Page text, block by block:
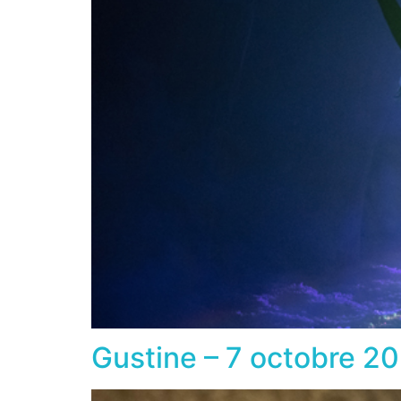
Gustine – 7 octobre